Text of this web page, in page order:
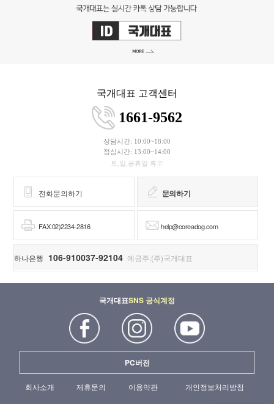
국개대표 고객센터
1661-9562
상담시간: 10:00~18:00
점심시간: 13:00~14:00
토,일,공휴일 휴무
전화문의하기 문의하기
FAX:02)2234-2816 help@coreadog.com
하나은행 106-910037-92104 예금주:(주)국개대표
국개대표SNS 공식계정
PC버전
회사소개 제휴문의 이용약관 개인정보처리방침